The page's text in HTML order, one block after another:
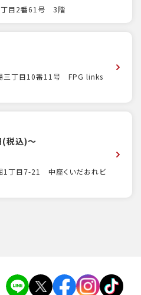
丁目2番61号 3階
三丁目10番11号 FPG links
税込)～
1丁目7-21 中座くいだおれビ